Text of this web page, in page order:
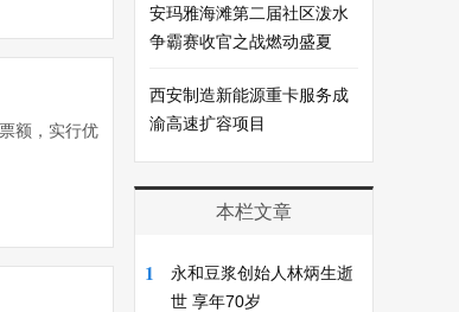
额，实行优
安玛雅海滩第二届社区泼水
争霸赛收官之战燃动盛夏
西安制造新能源重卡服务成
渝高速扩容项目
本栏文章
1
永和豆浆创始人林炳生逝
世 享年70岁